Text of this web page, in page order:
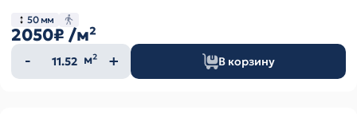
50 мм
2050₽ /м²
Количество
товара
м² В корзину